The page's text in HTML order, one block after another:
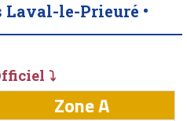
Laval-le-Prieuré •
⤵
Zone A